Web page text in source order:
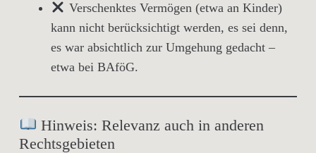
Verschenktes Vermögen(etwa an Kinder)
kann nicht berücksichtigt werden, es sei denn,
es war absichtlich zur Umgehung gedacht –
etwa bei BAföG.
Hinweis: Relevanz auch in anderen
Rechtsgebieten